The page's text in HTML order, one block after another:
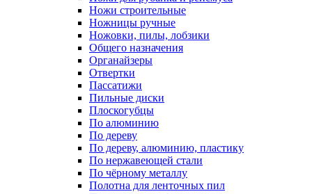
Ножи строительные
Ножницы ручные
Ножовки, пилы, лобзики
Общего назначения
Органайзеры
Отвертки
Пассатижи
Пильные диски
Плоскогубцы
По алюминию
По дереву
По дереву, алюминию, пластику
По нержавеющей стали
По чёрному металлу
Полотна для ленточных пил